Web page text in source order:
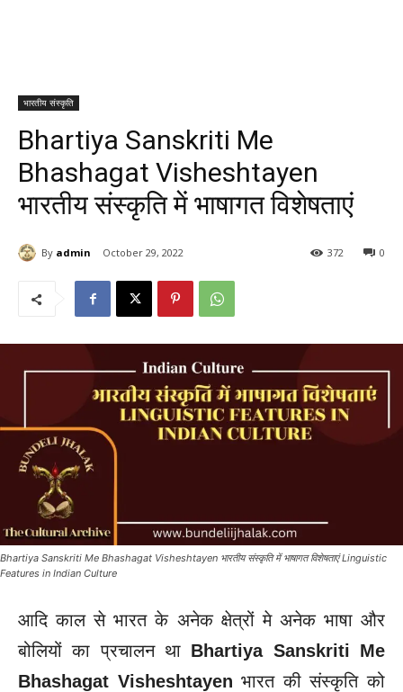
भारतीय संस्कृति
Bhartiya Sanskriti Me
Bhashagat Visheshtayen
भारतीय संस्कृति में भाषागत विशेषताएं
By admin October 29, 2022 0
372
Bhartiya Sanskriti Me Bhashagat Visheshtayen भारतीय संस्कृति में भाषागत विशेषताएं Linguistic
Features in Indian Culture
आदि काल से भारत के अनेक क्षेत्रों मे अनेक भाषा और
बोलियों का प्रचालन था Bhartiya Sanskriti Me
Bhashagat Visheshtayen भारत की संस्कृति को